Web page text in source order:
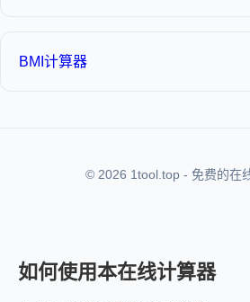
BMI计算器
© 2026 1tool.top - 免费的在
如何使用本在线计算器